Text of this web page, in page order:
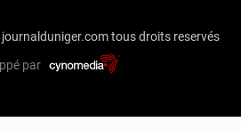
journalduniger.comtous droits reservés
par